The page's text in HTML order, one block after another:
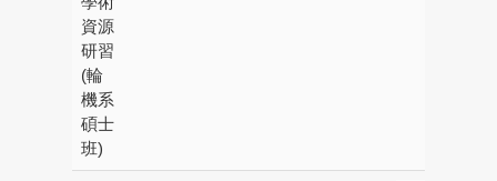
資源
研習
(輪
機系
碩士
班)